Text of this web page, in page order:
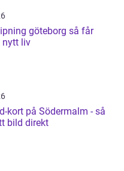
göteborg så får
nytt liv
kort på Södermalm - så
bild direkt